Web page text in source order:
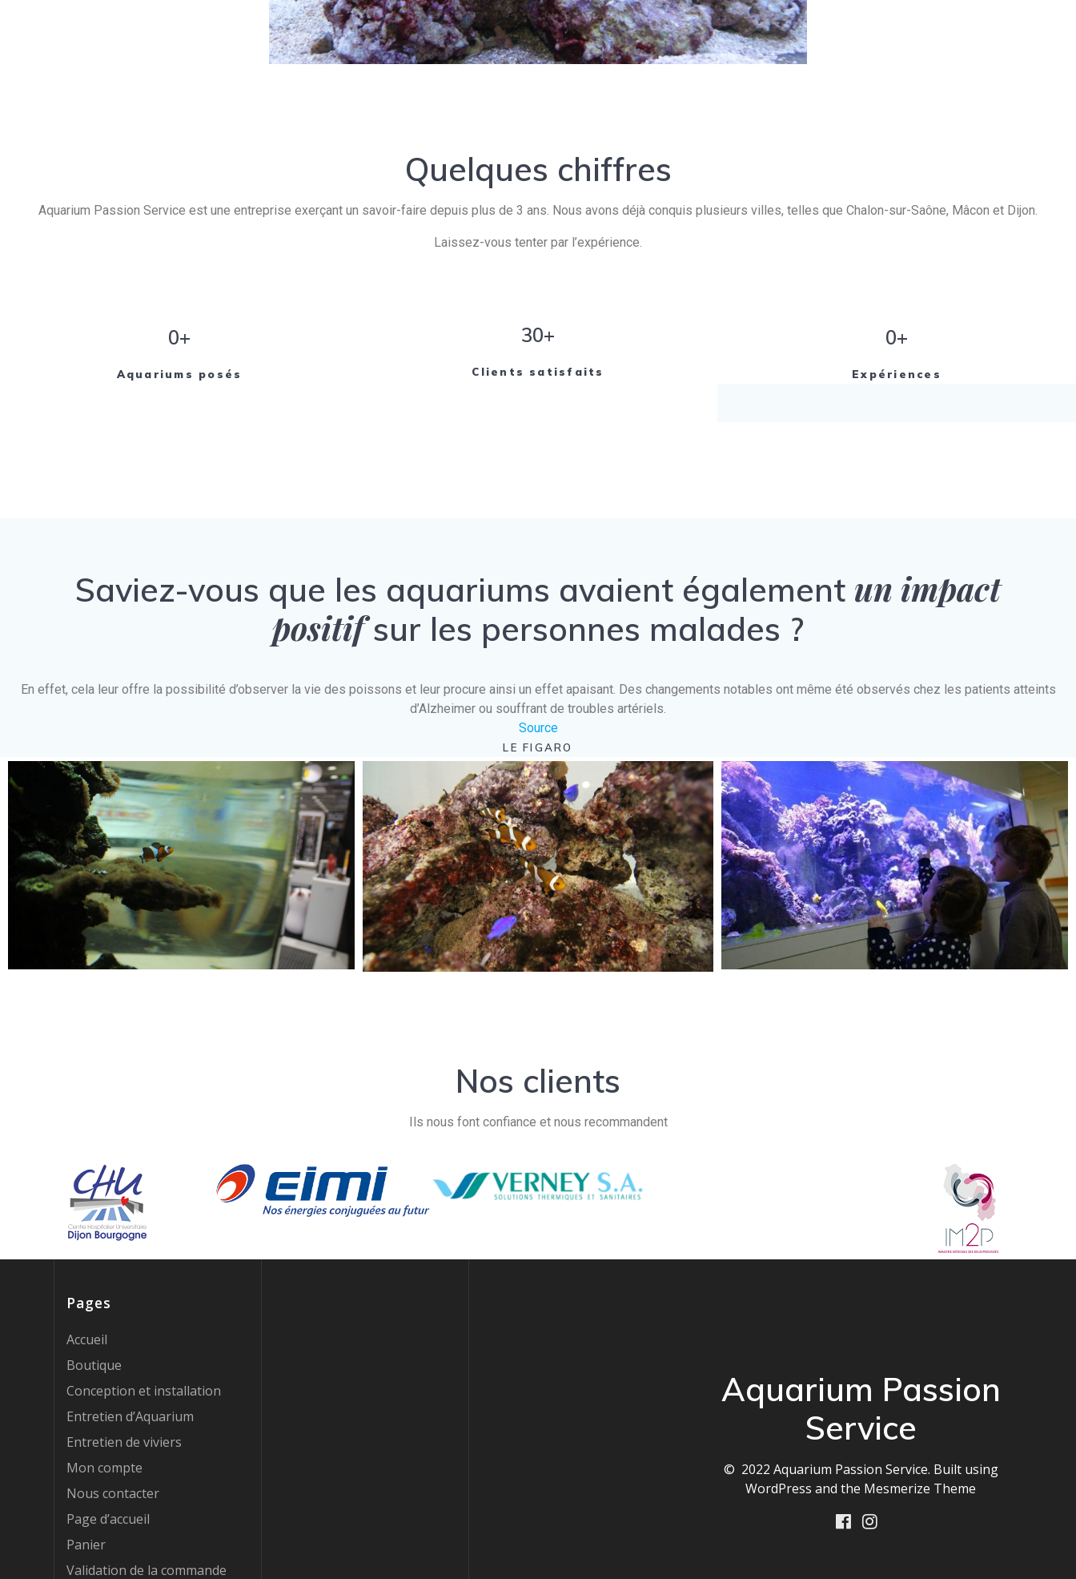
Quelques chiffres
Aquarium Passion Service est une entreprise exerçant un savoir-faire depuis plus de 3 ans. Nous avons déjà conquis plusieurs villes, telles que Chalon-sur-Saône, Mâcon et Dijon.
Laissez-vous tenter par l’expérience.
0+
Aquariums posés
30+
Clients satisfaits
0+
Expériences
Saviez-vous que les aquariums avaient également un impact
positifsur les personnes malades ?
En effet, cela leur offre la possibilité d’observer la vie des poissons et leur procure ainsi un effet apaisant. Des changements notables ont même été observés chez les patients atteints
d’Alzheimer ou souffrant de troubles artériels.
Source
LE FIGARO
Nos clients
Ils nous font confiance et nous recommandent
Pages
Accueil
Boutique
Conception et installation
Entretien d’Aquarium
Entretien de viviers
Mon compte
Nous contacter
Page d’accueil
Panier
Validation de la commande
Aquarium Passion
Service
© 2022 Aquarium Passion Service. Built using
WordPress and the Mesmerize Theme